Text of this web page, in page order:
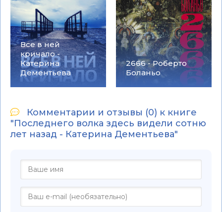
Все в ней
кричало -
Катерина
Дементьева
2666 - Роберто
Боланьо
Комментарии и отзывы (0) к книге
"Последнего волка здесь видели сотню
лет назад - Катерина Дементьева"